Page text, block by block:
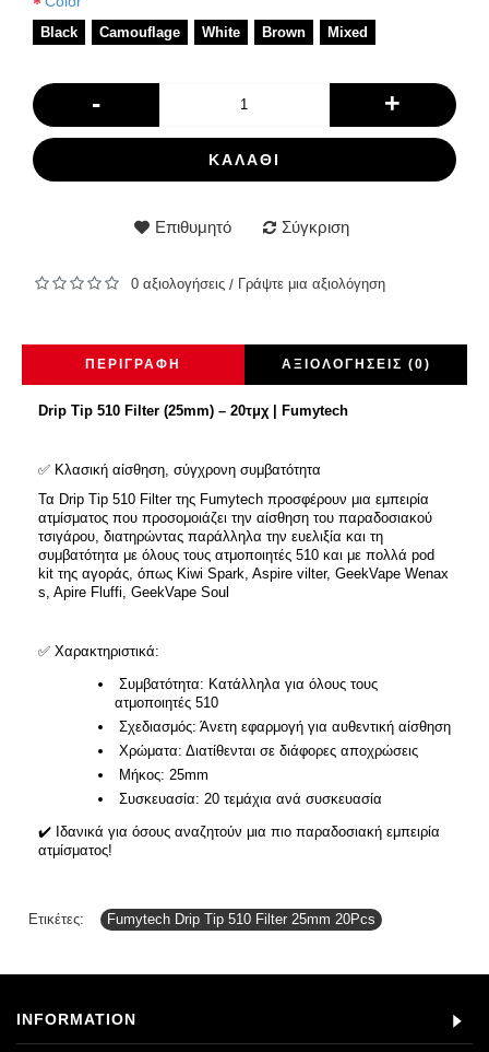
Black Camouflage White Brown Mixed
- +
ΚΑΛΆΘΙ
Επιθυμητό Σύγκριση
0 αξιολογήσεις / Γράψτε μια αξιολόγηση
ΠΕΡΙΓΡΑΦΉ ΑΞΙΟΛΟΓΉΣΕΙΣ (0)
Drip Tip 510 Filter (25mm) – 20τμχ | Fumytech
✅ Κλασική αίσθηση, σύγχρονη συμβατότητα
Τα Drip Tip 510 Filter της Fumytech προσφέρουν μια εμπειρία
ατμίσματος που προσομοιάζει την αίσθηση του παραδοσιακού
τσιγάρου, διατηρώντας παράλληλα την ευελιξία και τη
συμβατότητα με όλους τους ατμοποιητές 510 και με πολλά pod
kit της αγοράς, όπως Kiwi Spark, Aspire vilter, GeekVape Wenax
s, Apire Fluffi, GeekVape Soul
✅ Χαρακτηριστικά:
Συμβατότητα: Κατάλληλα για όλους τους
ατμοποιητές 510
Σχεδιασμός: Άνετη εφαρμογή για αυθεντική αίσθηση
Χρώματα: Διατίθενται σε διάφορες αποχρώσεις
Μήκος: 25mm
Συσκευασία: 20 τεμάχια ανά συσκευασία
✔️ Ιδανικά για όσους αναζητούν μια πιο παραδοσιακή εμπειρία
ατμίσματος!
Ετικέτες: Fumytech Drip Tip 510 Filter 25mm 20Pcs
INFORMATION